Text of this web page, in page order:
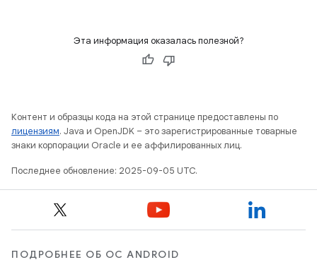
Эта информация оказалась полезной?
Контент и образцы кода на этой странице предоставлены по
лицензиям. Java и OpenJDK – это зарегистрированные товарные
знаки корпорации Oracle и ее аффилированных лиц.
Последнее обновление: 2025-09-05 UTC.
ПОДРОБНЕЕ ОБ ОС ANDROID